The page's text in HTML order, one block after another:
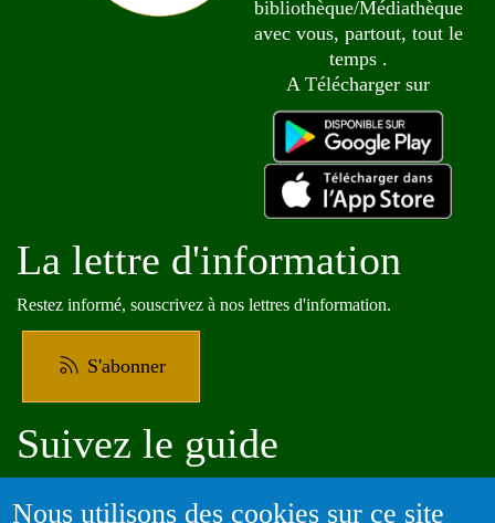
bibliothèque/Médiathèque
avec vous, partout, tout le
temps .
A Télécharger sur
La lettre d'information
Restez informé, souscrivez à nos lettres d'information.
S'abonner
Suivez le guide
Nous utilisons des cookies sur ce site